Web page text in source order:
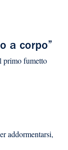
a corpo”
primo fumetto
addormentarsi,